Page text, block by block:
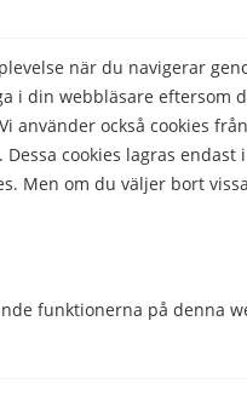
när du navigerar
i din webbläsare eftersom
använder också cookies
cookies lagras
Men om du väljer bort
funktionerna på denna